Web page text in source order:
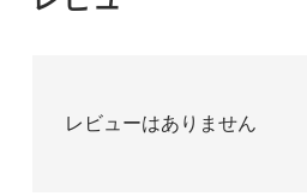
レビューはありません